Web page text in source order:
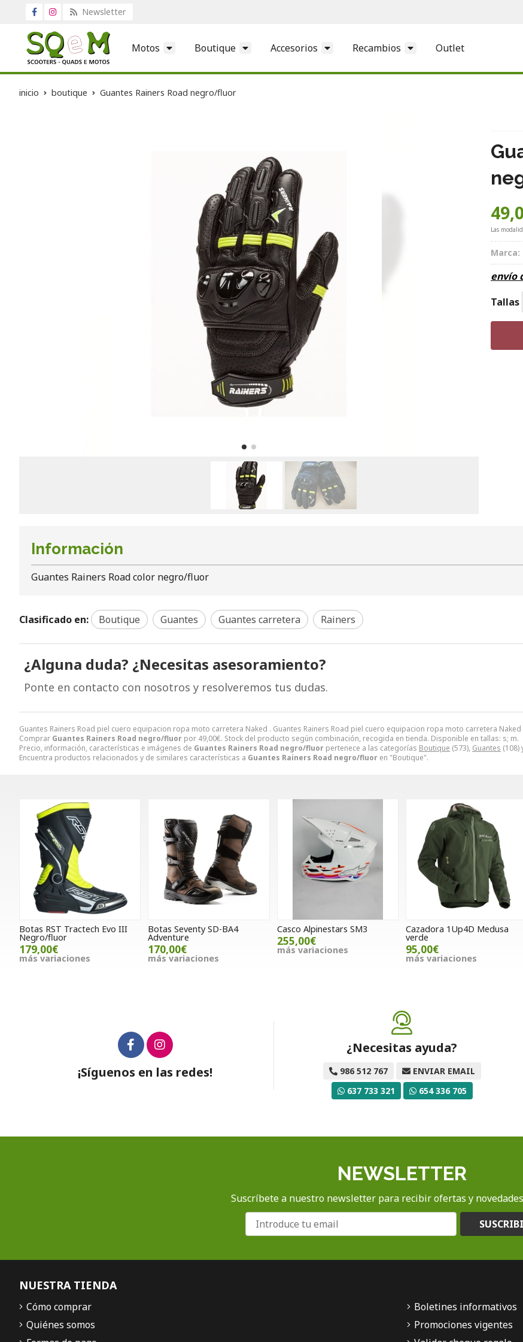
Newsletter
Motos Boutique Accesorios Recambios Outlet
inicio boutique Guantes Rainers Road negro/fluor
Las
Marca:
envío
Tallas
Guantes Rainers Road piel cuero equipacion ropa moto carretera Naked . Guantes Rainers Road piel cuero equipacion ropa moto carretera
Comprar Guantes Rainers Road negro/fluor por 49,00€. Stock del producto según combinación, recogida en tienda. Disponible en tallas: s; m.
Precio, información, características e imágenes de Guantes Rainers Road negro/fluor pertenece a las categorías Boutique (573), Guantes (108)
Encuentra productos relacionados y de similares características a Guantes Rainers Road negro/fluor en "Boutique".
Información
Guantes Rainers Road color negro/fluor
Clasificado en: Boutique Guantes Guantes carretera Rainers
¿Alguna duda? ¿Necesitas asesoramiento?
Ponte en contacto con nosotros y resolveremos tus dudas.
Botas RST Tractech Evo III
Negro/fluor
179,00€
más variaciones
Botas Seventy SD-BA4
Adventure
170,00€
más variaciones
Casco Alpinestars SM3
255,00€
más variaciones
Cazadora 1Up4D Medusa
verde
95,00€
más variaciones
¡Síguenos en las redes!
¿Necesitas ayuda?
986 512 767
ENVIAR EMAIL
637 733 321
654 336 705
NEWSLETTER
Suscríbete a nuestro newsletter para recibir ofertas y
NUESTRA TIENDA
Cómo comprar
Quiénes somos
Boletines informativos
Promociones vigentes